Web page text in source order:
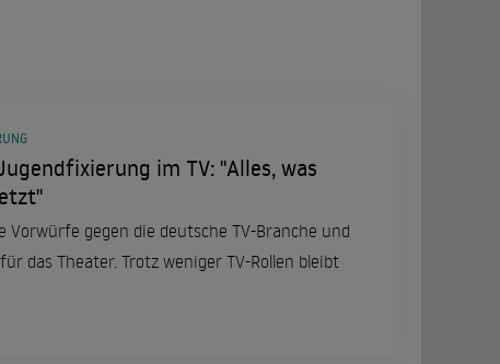
im TV: "Alles, was
Vorwürfe gegen die deutsche TV-Branche und
das Theater. Trotz weniger TV-Rollen bleibt